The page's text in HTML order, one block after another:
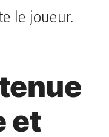
le joueur.
et